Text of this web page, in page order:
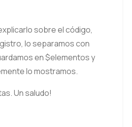
sobre el código,
lo separamos con
en $elementos y
lo mostramos.
Un saludo!